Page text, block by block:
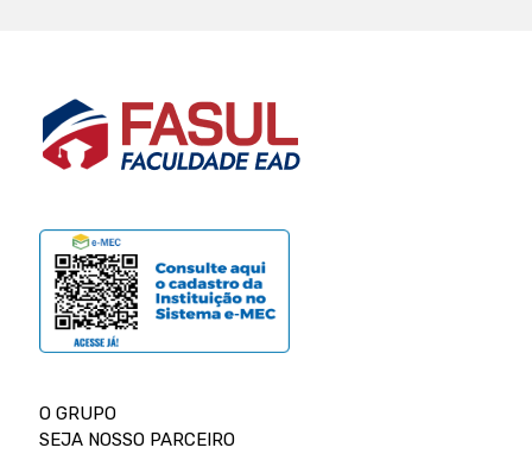
O GRUPO
SEJA NOSSO PARCEIRO